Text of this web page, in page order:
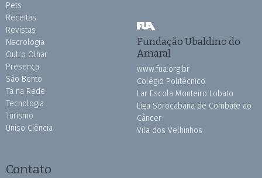
Pets
Receitas
Revistas
Necrologia
Outro Olhar
Presença
São Bento
Tá na Rede
Tecnologia
Turismo
Uniso Ciência
Fundação Ubaldino do
Amaral
www.fua.org.br
Colégio Politécnico
Lar Escola Monteiro Lobato
Liga Sorocabana de Combate ao
Câncer
Vila dos Velhinhos
Contato